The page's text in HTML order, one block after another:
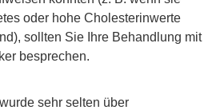
oder hohe Cholesterinwerte
sollten Sie Ihre Behandlung mit
besprechen.
sehr selten über